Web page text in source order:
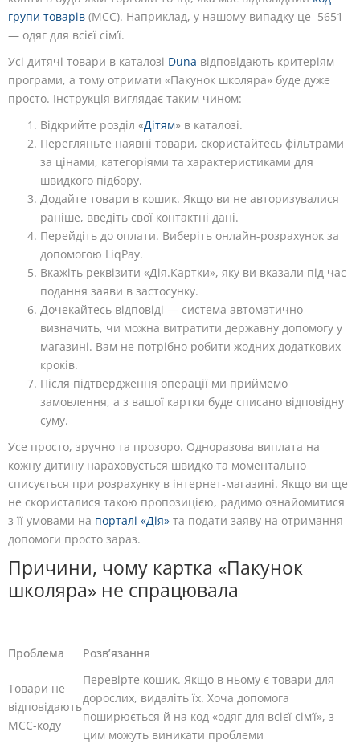
групи товарів (MCC). Наприклад, у нашому випадку це 5651
— одяг для всієї сім’ї.
Усі дитячі товари в каталозі Duna відповідають критеріям
програми, а тому отримати «Пакунок школяра» буде дуже
просто. Інструкція виглядає таким чином:
Відкрийте розділ «Дітям» в каталозі.
Перегляньте наявні товари, скористайтесь фільтрами
за цінами, категоріями та характеристиками для
швидкого підбору.
Додайте товари в кошик. Якщо ви не авторизувалися
раніше, введіть свої контактні дані.
Перейдіть до оплати. Виберіть онлайн-розрахунок за
допомогою LiqPay.
Вкажіть реквізити «Дія.Картки», яку ви вказали під час
подання заяви в застосунку.
Дочекайтесь відповіді — система автоматично
визначить, чи можна витратити державну допомогу у
магазині. Вам не потрібно робити жодних додаткових
кроків.
Після підтвердження операції ми приймемо
замовлення, а з вашої картки буде списано відповідну
суму.
Усе просто, зручно та прозоро. Одноразова виплата на
кожну дитину нараховується швидко та моментально
списується при розрахунку в інтернет-магазині. Якщо ви ще
не скористалися такою пропозицією, радимо ознайомитися
з її умовами на порталі «Дія» та подати заяву на отримання
допомоги просто зараз.
Причини, чому картка «Пакунок
школяра» не спрацювала
Проблема Розв’язання
Товари не
відповідають
MCC-коду
Перевірте кошик. Якщо в ньому є товари для
дорослих, видаліть їх. Хоча допомога
поширюється й на код «одяг для всієї сім’ї», з
цим можуть виникати проблеми